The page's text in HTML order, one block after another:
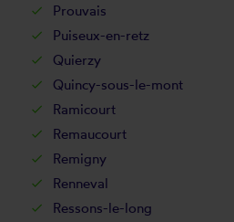
Prouvais
Puiseux-en-retz
Quierzy
Quincy-sous-le-mont
Ramicourt
Remaucourt
Remigny
Renneval
Ressons-le-long